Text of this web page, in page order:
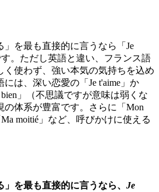
」を最も直接的に言うなら「Je
す。ただし英語と違い、フランス語
く使わず、強い本気の気持ちを込め
は、深い恋愛の「Je t'aime」か
bien」（不思議ですが意味は弱くな
の体系が豊富です。さらに「Mon
moitié」など、呼びかけに使える
を最も直接的に言うなら、 Je